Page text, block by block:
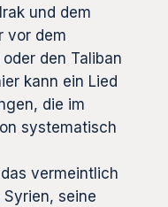
und dem
vor dem
den Taliban
kann ein Lied
die im
systematisch
vermeintlich
seine